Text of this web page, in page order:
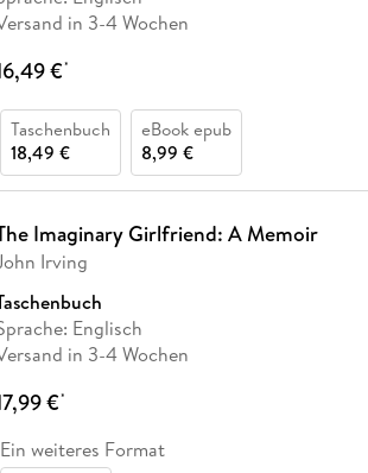
in 3-4 Wochen
€*
Taschenbuch
18,49 €
eBook epub
8,99 €
Imaginary Girlfriend: A Memoir
Irving
Englisch
in 3-4 Wochen
€*
Ein weiteres Format